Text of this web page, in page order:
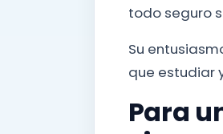
todo seguro
Su
que estudiar
Para